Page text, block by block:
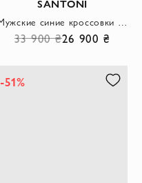
SANTONI
33 900 ₴26 900 ₴
-51%